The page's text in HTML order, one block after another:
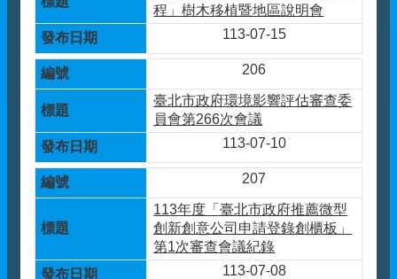
程」樹木移植暨地區說明會
113-07-15
206
臺北市政府環境影響評估審查委
員會第266次會議
113-07-10
207
113年度「臺北市政府推薦微型
創新創意公司申請登錄創櫃板」
第1次審查會議紀錄
113-07-08